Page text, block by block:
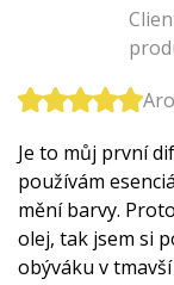
Je to můj první
používám
mění barvy.
olej, tak jsem si
obýváku v